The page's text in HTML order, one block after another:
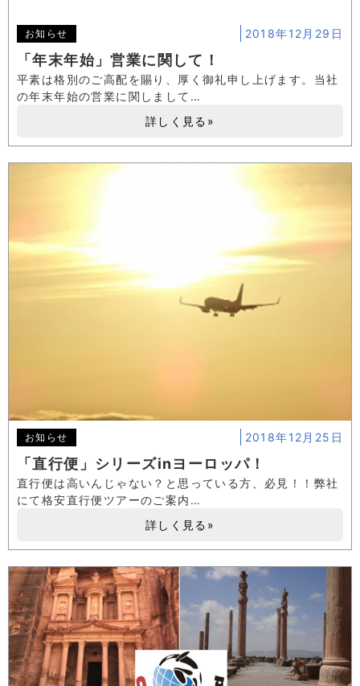
「年末年始」営業に関して！
お知らせ 2018年12月29日
平素は格別のご高配を賜り、厚く御礼申し上げます。当社
の年末年始の営業に関しまして…
詳しく見る»
「直行便」シリーズinヨーロッパ！
お知らせ 2018年12月25日
直行便は高いんじゃない？と思っている方、必見！！弊社
にて格安直行便ツアーのご案内…
詳しく見る»